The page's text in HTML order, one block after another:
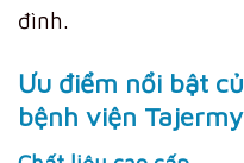
đình.
Ưu điểm nổi bật
bệnh viện